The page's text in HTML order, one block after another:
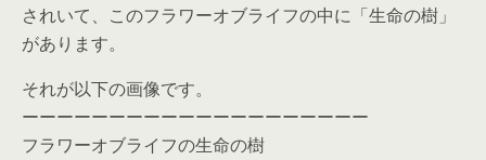
されいて、このフラワーオブライフの中に「生命の樹」
があります。
それが以下の画像です。
ーーーーーーーーーーーーーーーーーーーー
フラワーオブライフの生命の樹